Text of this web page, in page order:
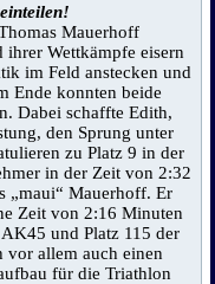
Mauerhoff
ihrer Wettkämpfe eisern
im Feld anstecken und
Ende konnten beide
Dabei schaffte Edith,
den Sprung unter
zu Platz 9 in der
in der Zeit von 2:32
„maui“ Mauerhoff. Er
Zeit von 2:16 Minuten
und Platz 115 der
vor allem auch einen
für die Triathlon